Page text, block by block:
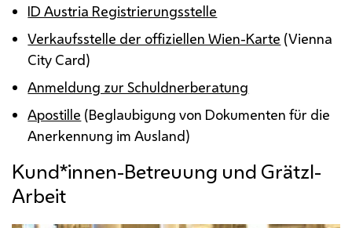
ID Austria Registrierungsstelle
Verkaufsstelle der offiziellen Wien-Karte (Vienna
City Card)
Anmeldung zur Schuldnerberatung
Apostille (Beglaubigung von Dokumenten für die
Anerkennung im Ausland)
Kund*innen-Betreuung und Grätzl-
Arbeit